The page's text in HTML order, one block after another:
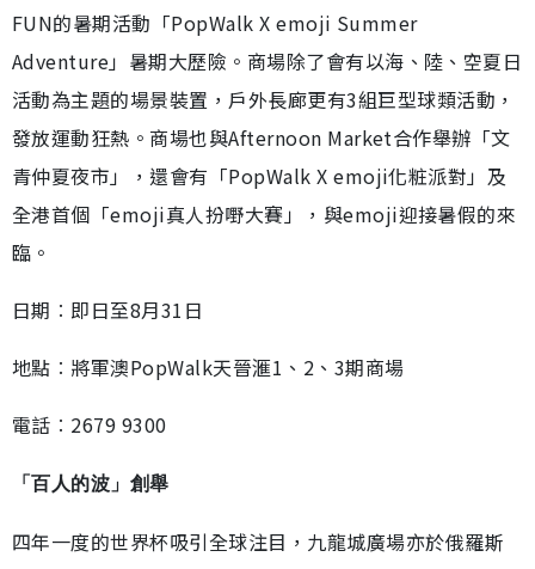
FUN的暑期活動「PopWalk X emoji Summer
Adventure」暑期大歷險。商場除了會有以海、陸、空夏日
活動為主題的場景裝置，戶外長廊更有3組巨型球類活動，
發放運動狂熱。商場也與Afternoon Market合作舉辦「文
青仲夏夜市」，還會有「PopWalk X emoji化粧派對」及
全港首個「emoji真人扮嘢大賽」，與emoji迎接暑假的來
臨。
日期︰即日至8月31日
地點︰將軍澳PopWalk天晉滙1、2、3期商場
電話︰2679 9300
「百人的波」創舉
四年一度的世界杯吸引全球注目，九龍城廣場亦於俄羅斯